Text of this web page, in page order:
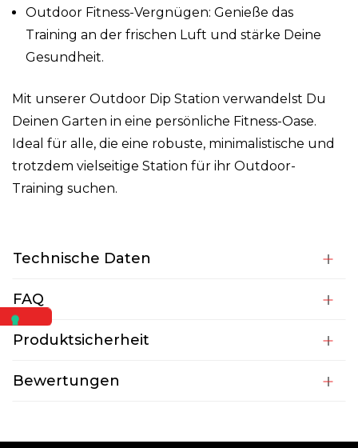
Outdoor Fitness-Vergnügen: Genieße das
Training an der frischen Luft und stärke Deine
Gesundheit.
Mit unserer Outdoor Dip Station verwandelst Du
Deinen Garten in eine persönliche Fitness-Oase.
Ideal für alle, die eine robuste, minimalistische und
trotzdem vielseitige Station für ihr Outdoor-
Training suchen.
Technische Daten
FAQ
Produktsicherheit
Bewertungen